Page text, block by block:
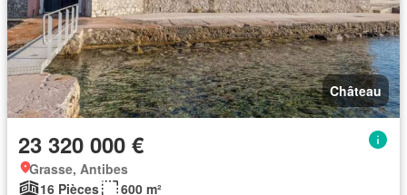
Château
23 320 000 €
Grasse, Antibes
16 Pièces
600 m²